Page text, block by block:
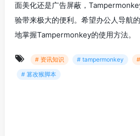
面美化还是广告屏蔽，
验带来极大的便利。希望办公人导航
地掌握Tampermonkey的使用方法。
# 资讯知识 # tampermonkey
# 篡改猴脚本